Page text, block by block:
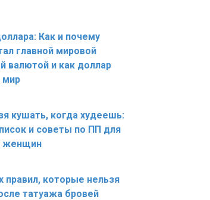
Как и почему
главной мировой
валютой и как доллар
мир
кушать, когда худеешь:
и советы по ПП для
женщин
правил, которые нельзя
татуажа бровей